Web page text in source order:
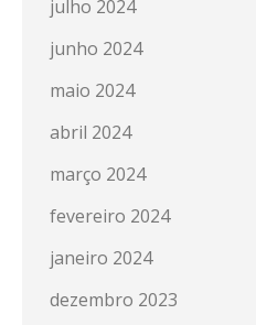
julho 2024
junho 2024
maio 2024
abril 2024
março 2024
fevereiro 2024
janeiro 2024
dezembro 2023